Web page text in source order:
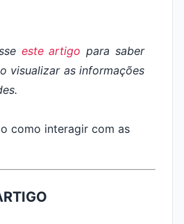
este artigo para saber
visualizar as informações
como interagir com as